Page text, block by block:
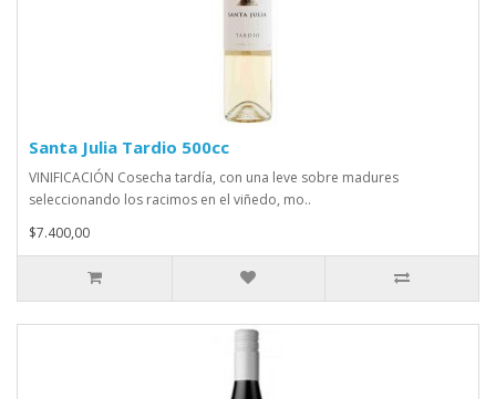
Santa Julia Tardio 500cc
VINIFICACIÓN Cosecha tardía, con una leve sobre madures
seleccionando los racimos en el viñedo, mo..
$7.400,00